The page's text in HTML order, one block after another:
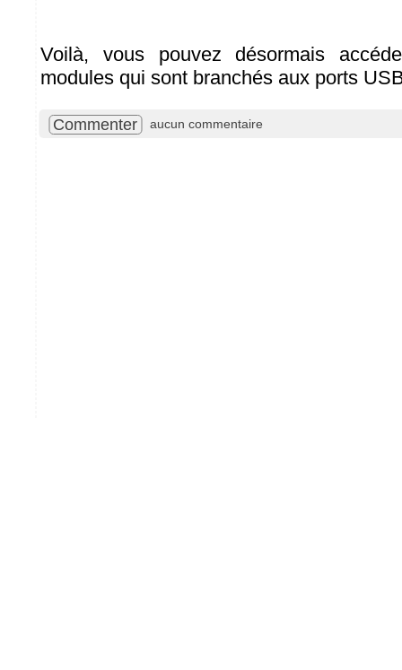
Voilà, vous pouvez désormais
modules qui sont branchés aux ports
Commenter aucun commentaire